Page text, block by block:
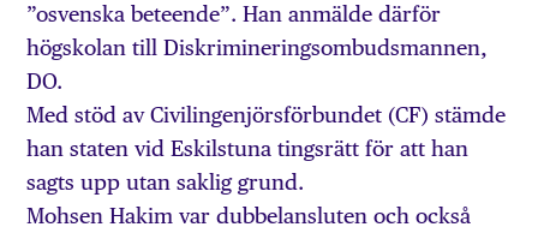
”osvenska beteende”. Han anmälde därför
högskolan till Diskrimineringsombudsmannen,
DO.
Med stöd av Civilingenjörsförbundet (CF) stämde
han staten vid Eskilstuna tingsrätt för att han
sagts upp utan saklig grund.
Mohsen Hakim var dubbelansluten och också